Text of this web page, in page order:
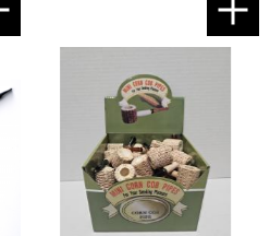
till i favoriter